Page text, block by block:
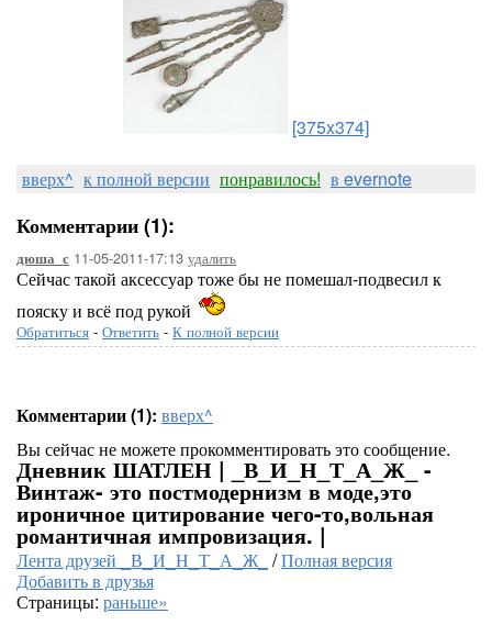
[375x374]
вверх^ к полной версии понравилось! в evernote
Комментарии (1):
дюша_с 11-05-2011-17:13 удалить
Сейчас такой аксессуар тоже бы не помешал-подвесил к
пояску и всё под рукой
Обратиться - Ответить - К полной версии
Комментарии (1): вверх^
Вы сейчас не можете прокомментировать это сообщение.
Дневник ШАТЛЕН | _В_И_Н_Т_А_Ж_ -
Винтаж- это постмодернизм в моде,это
ироничное цитирование чего-то,вольная
романтичная импровизация. |
Лента друзей _В_И_Н_Т_А_Ж_ /Полная версия
Добавить в друзья
Страницы: раньше»